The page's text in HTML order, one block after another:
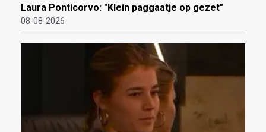
Laura Ponticorvo: "Klein paggaatje op gezet"
08-08-2026